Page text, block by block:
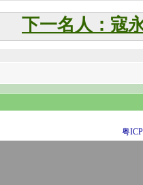
下一名人：寇
粤